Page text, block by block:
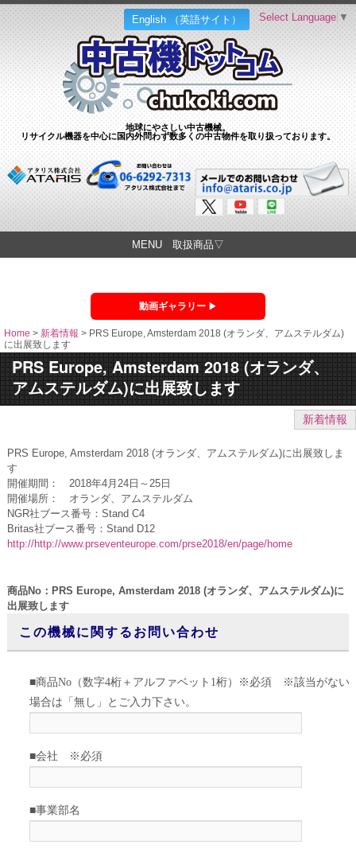
English （英語サイト）
地球にやさしい中古機械。
リサイクル機器を中心に国内外問わず数多くの中古物件を取り扱っております。
Select Language ▼
MENU 取扱商品▽
動画ギャラリー
Home > 新着情報 > PRS Europe, Amsterdam 2018 (オランダ、アムステルダム)
に出展致します
PRS Europe, Amsterdam 2018 (オランダ、
アムステルダム)に出展致します
新着情報
PRS Europe, Amsterdam 2018 (オランダ、アムステルダム)に出展致しま
す
開催期間： 2018年4月24日～25日
開催場所： オランダ、アムステルダム
NGR社ブース番号：Stand C4
Britas社ブース番号：Stand D12
http://http://www.prseventeurope.com/prse2018/en/page/home
商品No：PRS Europe, Amsterdam 2018 (オランダ、アムステルダム)に
出展致します
この機械に関するお問い合わせ